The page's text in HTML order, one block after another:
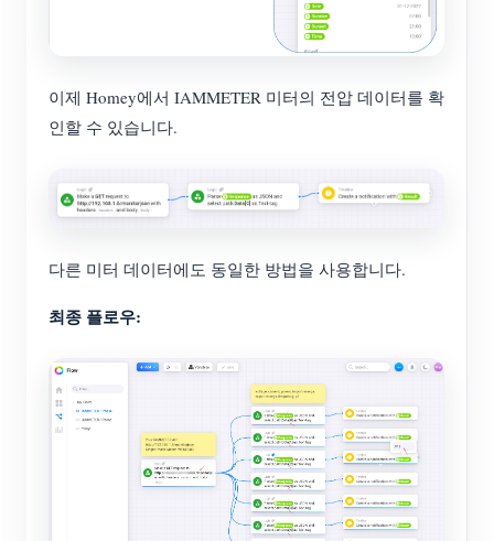
이제 Homey에서 IAMMETER 미터의 전압 데이터를 확
인할 수 있습니다.
다른 미터 데이터에도 동일한 방법을 사용합니다.
최종 플로우: